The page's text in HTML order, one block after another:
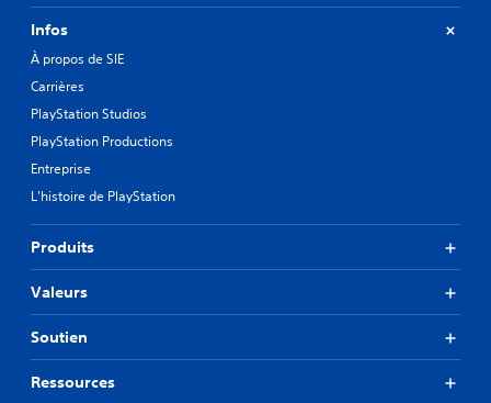
Infos
À propos de SIE
Carrières
PlayStation Studios
PlayStation Productions
Entreprise
L'histoire de PlayStation
Produits
Valeurs
Soutien
Ressources